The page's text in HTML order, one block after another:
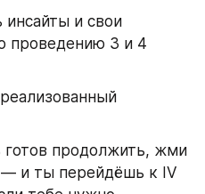
и свои
проведению 3 и 4
готов продолжить, жми
— и ты перейдёшь к IV